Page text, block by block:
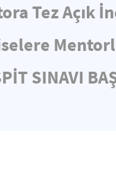
Tez Açık
SINAVI